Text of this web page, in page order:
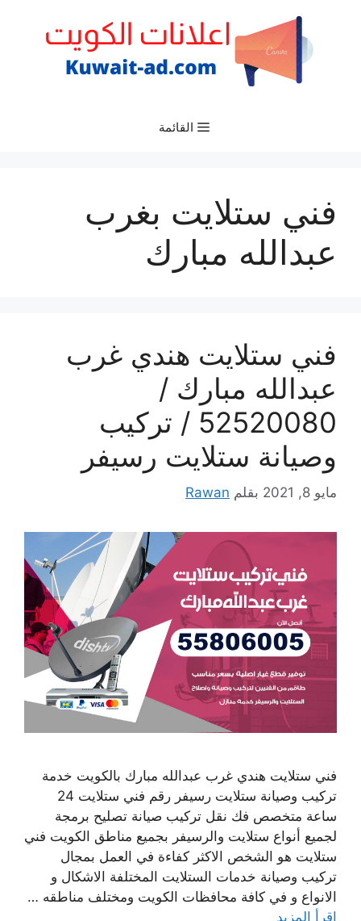
القائمة
فني ستلايت بغرب
عبدالله مبارك
فني ستلايت هندي غرب
عبدالله مبارك /
52520080 / تركيب
وصيانة ستلايت رسيفر
مايو 8, 2021 بقلم Rawan
فني ستلايت هندي غرب عبدالله مبارك بالكويت خدمة
تركيب وصيانة ستلايت رسيفر رقم فني ستلايت 24
ساعة متخصص فك نقل تركيب صيانة تصليح برمجة
لجميع أنواع ستلايت والرسيفر بجميع مناطق الكويت فني
ستلايت هو الشخص الاكثر كفاءة في العمل بمجال
تركيب وصيانة خدمات الستلايت المختلفة الاشكال و
الانواع و في كافة محافظات الكويت ومختلف مناطقه …
اقرأ المزيد